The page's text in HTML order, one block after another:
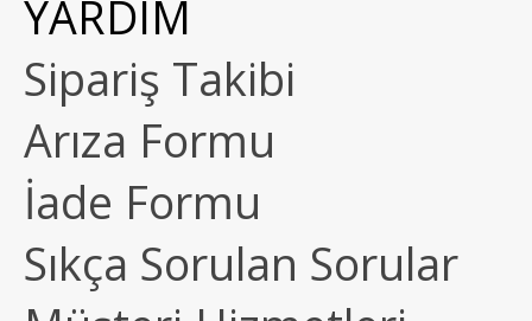
YARDIM
Sipariş Takibi
Arıza Formu
İade Formu
Sıkça Sorulan Sorular